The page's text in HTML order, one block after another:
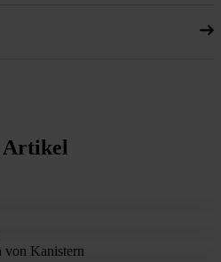
Artikel
von Kanistern